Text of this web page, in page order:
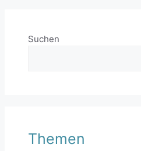
Suchen
Themen